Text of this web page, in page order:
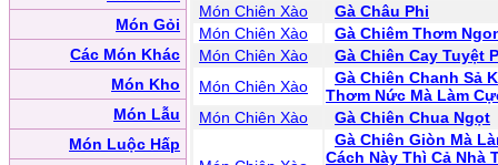
Món Gỏi
Các Món Khác
Món Kho
Món Lẫu
Món Luộc Hấp
Món Chiên Xào
Gà Châu Phi
Món Chiên Xào
Gà Chiêm Thơm
Món Chiên Xào
Gà Chiên Cay Tuyệt
Món Chiên Xào
Gà Chiên Chanh Sả
Thơm Nức Mà Làm
Món Chiên Xào
Gà Chiên Chua Ngọt
Gà Chiên Giòn Mà
Cách Này Thì Cả Nhà